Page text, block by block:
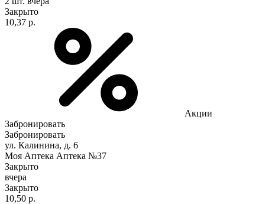
Закрыто
10,37 р.
Акции
Забронировать
Забронировать
ул. Калинина, д. 6
Моя Аптека Аптека №37
Закрыто
вчера
Закрыто
10,50 р.